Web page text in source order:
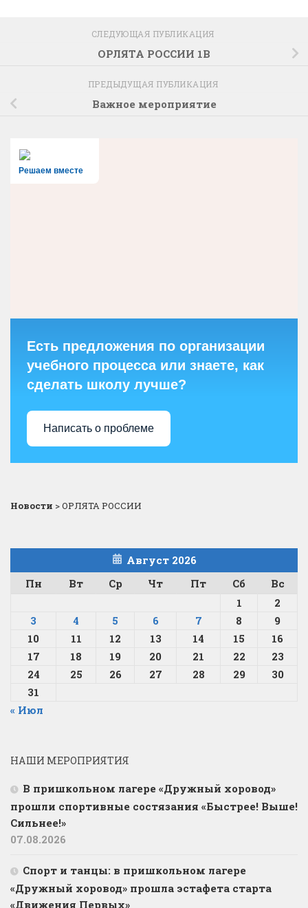
СЛЕДУЮЩАЯ ПУБЛИКАЦИЯ
ОРЛЯТА РОССИИ 1В
ПРЕДЫДУЩАЯ ПУБЛИКАЦИЯ
Важное мероприятие
Решаем вместе
Есть предложения по организации
учебного процесса или знаете, как
сделать школу лучше?
Написать о проблеме
Новости >ОРЛЯТА РОССИИ
Август 2026
Пн
Вт Ср Чт Пт Сб
Вс
1
2
3
4 5 6 7 8
9
10
11 12 13 14 15
16
17
18 19 20 21 22
23
24
25 26 27 28 29
30
31
« Июл
НАШИ МЕРОПРИЯТИЯ
В пришкольном лагере «Дружный хоровод»
прошли спортивные состязания «Быстрее! Выше!
Сильнее!»
07.08.2026
Спорт и танцы: в пришкольном лагере
«Дружный хоровод» прошла эстафета старта
«Движения Первых»